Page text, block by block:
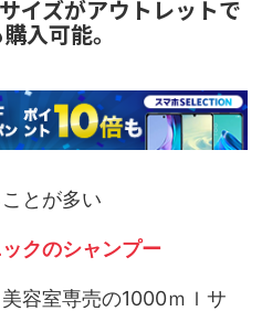
イズがアウトレットで
購入可能。
とが多い
クのシャンプー
容室専売の1000ｍｌサ